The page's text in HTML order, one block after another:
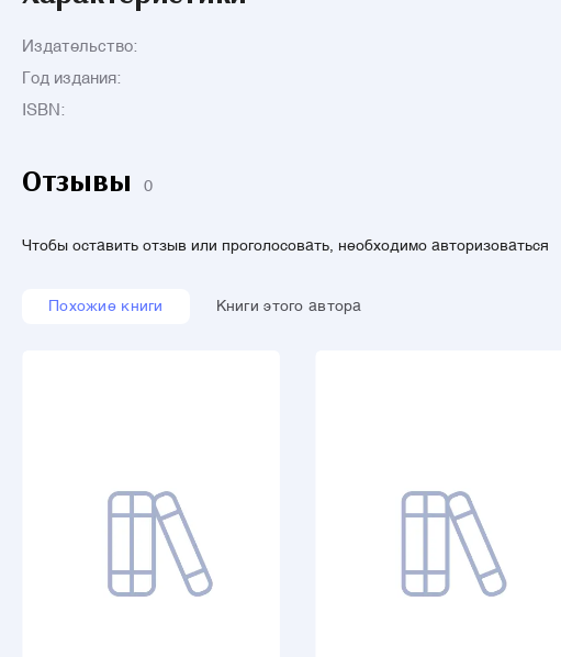
Издательство:
Год издания:
ISBN:
Отзывы 0
Чтобы оставить отзыв или проголосовать, необходимо авторизоваться
Похожие книги Книги этого автора